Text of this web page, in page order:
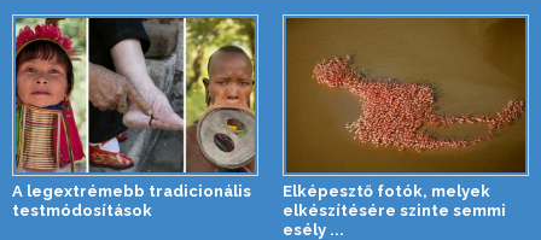
A legextrémebb tradicionális
testmódosítások
Elképesztő fotók, melyek
elkészítésére szinte semmi
esély ...